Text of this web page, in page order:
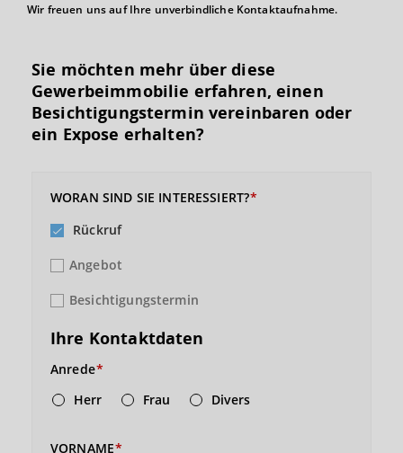
Wir freuen uns auf Ihre unverbindliche Kontaktaufnahme.
Sie möchten mehr über diese
Gewerbeimmobilie erfahren, einen
Besichtigungs­termin vereinbaren oder
ein Expose erhalten?
WORAN SIND SIE INTERESSIERT?
Rückruf
Angebot
Besichtigungstermin
Ihre Kontaktdaten
Anrede
Herr
Frau Divers
VORNAME